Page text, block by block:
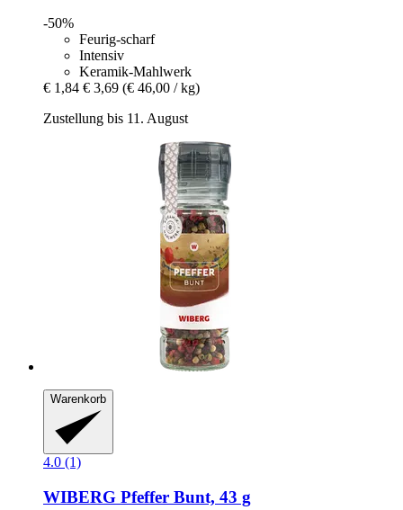
-50%
Feurig-scharf
Intensiv
Keramik-Mahlwerk
€ 1,84 € 3,69 (€ 46,00 / kg)
Zustellung bis 11. August
Warenkorb
4.0 (1)
WIBERG Pfeffer Bunt, 43 g